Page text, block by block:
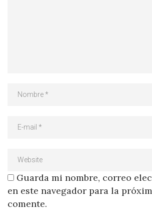
Guarda mi nombre, correo
en este navegador para la
comente.